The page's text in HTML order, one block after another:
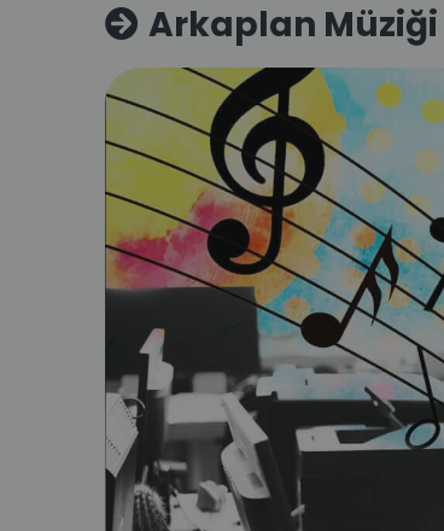
Arkaplan Müziği